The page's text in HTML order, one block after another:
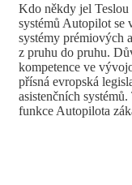
Kdo někdy jel Teslou
systémů Autopilot se
systémy prémiových
z pruhu do pruhu.
kompetence ve
přísná evropská
asistenčních
funkce Autopilota